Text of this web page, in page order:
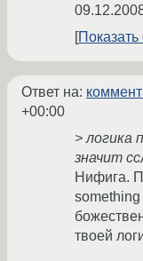
Показать
Ответ на:
+00:00
> логика
значит
Нифига.
something
твоей